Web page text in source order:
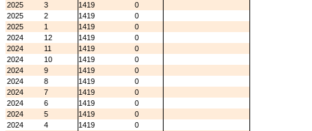
2025
3 1419
0
2025
2 1419
0
2025
1 1419
0
2024
12 1419
0
2024
11 1419
0
2024
10 1419
0
2024
9 1419
0
2024
8 1419
0
2024
7 1419
0
2024
6 1419
0
2024
5 1419
0
2024
4 1419
0